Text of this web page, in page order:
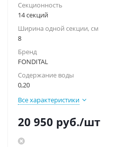
Секционность
14 секций
Ширина одной секции, см
8
Бренд
FONDITAL
Содержание воды
0,20
Все характеристики
20 950 руб./шт